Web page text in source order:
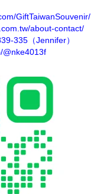
GiftTaiwanSouvenir/
about-contact/
335（Jennifer）
@nke4013f